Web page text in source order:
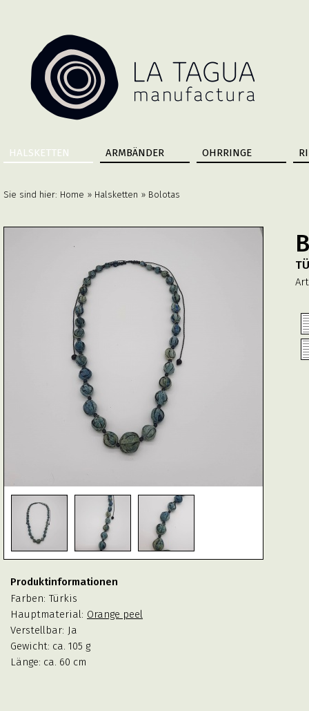
HALSKETTEN ARMBÄNDER OHRRINGE
Sie sind hier: Home » Halsketten » Bolotas
Produktinformationen
Farben: Türkis
Hauptmaterial: Orange peel
Verstellbar: Ja
Gewicht: ca. 105 g
Länge: ca. 60 cm